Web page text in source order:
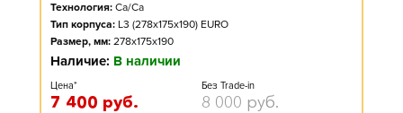
Технология: Ca/Ca
Тип корпуса: L3 (278x175x190) EURO
Размер, мм: 278x175x190
Наличие: В наличии
Цена*
7 400 руб.
Без Trade-in
8 000 руб.